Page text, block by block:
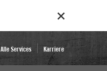
Alle Services Karriere